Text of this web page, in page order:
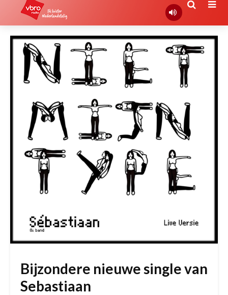
Bijzondere nieuwe single van
Sebastiaan